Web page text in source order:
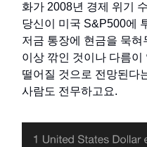
화가 2008년 경제 위기
당신이 미국 S&P500에
저금 통장에 현금을 묵
이상 깎인 것이나 다름이
떨어질 것으로 전망된다
사람도 전무하고요.